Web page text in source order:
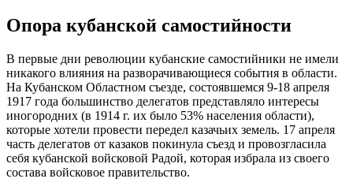
Опора кубанской самостийности
В первые дни революции кубанские самостийники не имели
никакого влияния на разворачивающиеся события в области.
На Кубанском Областном съезде, состоявшемся 9-18 апреля
1917 года большинство делегатов представляло интересы
иногородних (в 1914 г. их было 53% населения области),
которые хотели провести передел казачьих земель. 17 апреля
часть делегатов от казаков покинула съезд и провозгласила
себя кубанской войсковой Радой, которая избрала из своего
состава войсковое правительство.